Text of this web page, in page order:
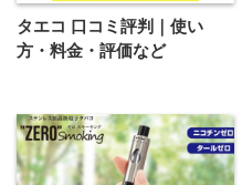
タエコ 口コミ評判｜使い
方・料金・評価など